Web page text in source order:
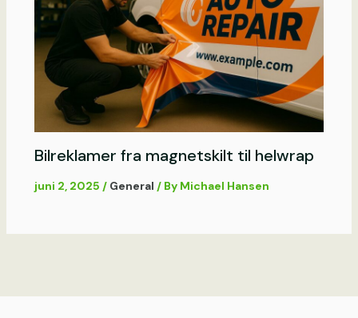
Bilreklamer fra magnetskilt til helwrap
juni 2, 2025 / General / By Michael Hansen